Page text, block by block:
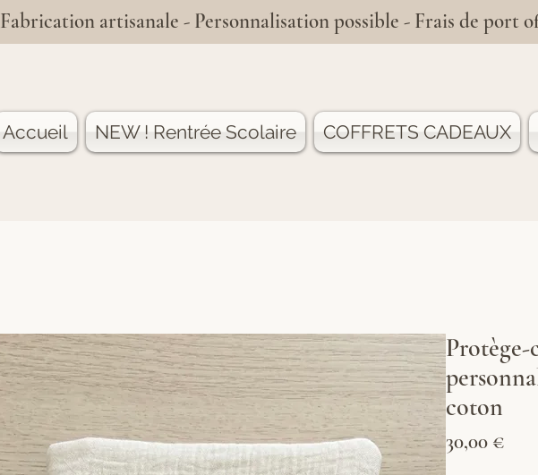
Fabrication artisanale - Personnalisation possible - Frais de port
Accueil NEW ! Rentrée Scolaire COFFRETS CADEAUX
Protège-
coton
30,00 €